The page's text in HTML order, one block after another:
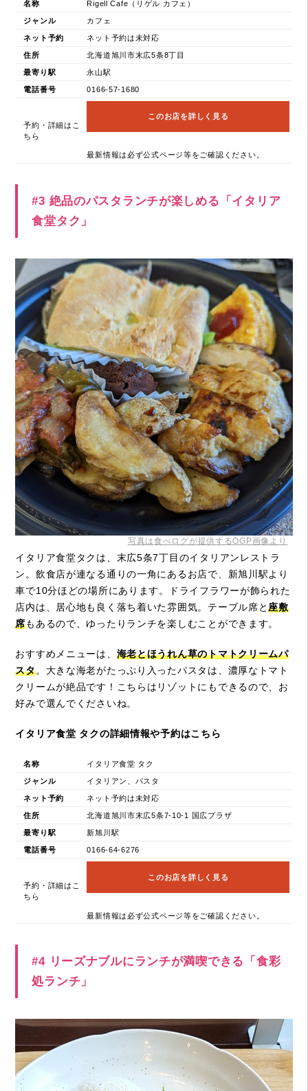
名称 Rigell Cafe（リゲル カフェ）
ジャンル カフェ
ネット予約 ネット予約は未対応
住所 北海道旭川市末広5条8丁目
最寄り駅 永山駅
電話番号 0166-57-1680
予約・詳細はこ
ちら
このお店を詳しく見る
最新情報は必ず公式ページ等をご確認ください。
#3 絶品のパスタランチが楽しめる「イタリア
食堂タク」
写真は食べログが提供するOGP画像より
イタリア食堂タクは、末広5条7丁目のイタリアンレストラ
ン。飲食店が連なる通りの一角にあるお店で、新旭川駅より
車で10分ほどの場所にあります。ドライフラワーが飾られた
店内は、居心地も良く落ち着いた雰囲気。テーブル席と座敷
席もあるので、ゆったりランチを楽しむことができます。
おすすめメニューは、 海老とほうれん草のトマトクリームパ
スタ。大きな海老がたっぷり入ったパスタは、濃厚なトマト
クリームが絶品です！こちらはリゾットにもできるので、お
好みで選んでくださいね。
イタリア食堂 タクの詳細情報や予約はこちら
名称 イタリア食堂 タク
ジャンル イタリアン、パスタ
ネット予約 ネット予約は未対応
住所 北海道旭川市末広5条7-10-1 国広プラザ
最寄り駅 新旭川駅
電話番号 0166-64-6276
予約・詳細はこ
ちら
このお店を詳しく見る
最新情報は必ず公式ページ等をご確認ください。
#4 リーズナブルにランチが満喫できる「食彩
処ランチ」